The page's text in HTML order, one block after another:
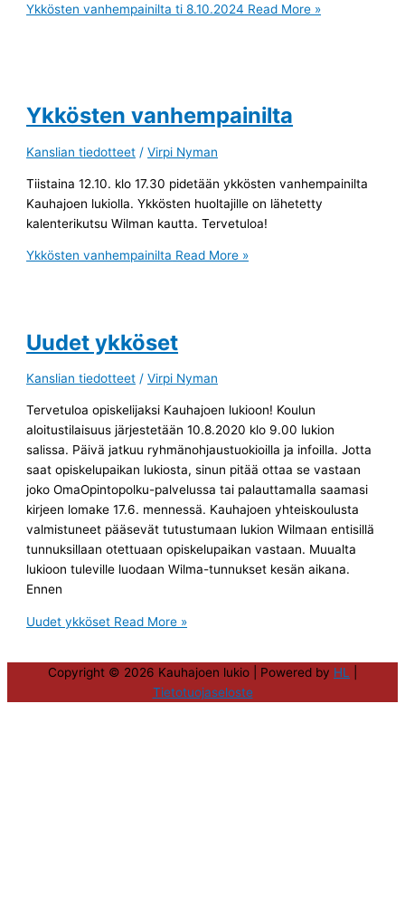
Ykkösten vanhempainilta ti 8.10.2024 Read More »
Ykkösten vanhempainilta
Kanslian tiedotteet /Virpi Nyman
Tiistaina 12.10. klo 17.30 pidetään ykkösten vanhempainilta
Kauhajoen lukiolla. Ykkösten huoltajille on lähetetty
kalenterikutsu Wilman kautta. Tervetuloa!
Ykkösten vanhempainilta Read More »
Uudet ykköset
Kanslian tiedotteet /Virpi Nyman
Tervetuloa opiskelijaksi Kauhajoen lukioon! Koulun
aloitustilaisuus järjestetään 10.8.2020 klo 9.00 lukion
salissa. Päivä jatkuu ryhmänohjaustuokioilla ja infoilla. Jotta
saat opiskelupaikan lukiosta, sinun pitää ottaa se vastaan
joko OmaOpintopolku-palvelussa tai palauttamalla saamasi
kirjeen lomake 17.6. mennessä. Kauhajoen yhteiskoulusta
valmistuneet pääsevät tutustumaan lukion Wilmaan entisillä
tunnuksillaan otettuaan opiskelupaikan vastaan. Muualta
lukioon tuleville luodaan Wilma-tunnukset kesän aikana.
Ennen
Uudet ykköset Read More »
Copyright © 2026 Kauhajoen lukio | Powered by HL
Tietotuojaseloste